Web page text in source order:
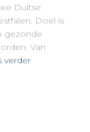
Duitse
Doel is
gezonde
Van
verder